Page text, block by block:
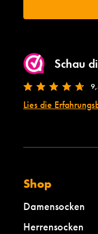
Schau
Lies die
Shop
Damensocken
Herrensocken